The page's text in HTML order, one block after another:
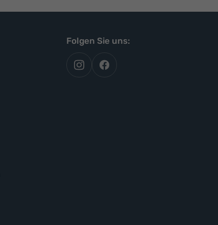
Folgen Sie uns:
autoflex
auf
autoflex24
auf